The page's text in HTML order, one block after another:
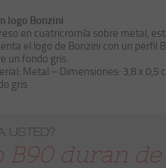
logo Bonzini
en cuatricromía sobre metal,
el logo de Bonzini con un perfil
un fondo gris.
Metal – Dimensiones: 3,8 x 0,5
gris
USTED?
duran